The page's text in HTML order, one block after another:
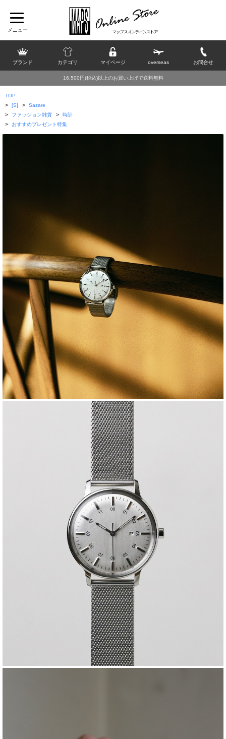
ブランド カテゴリ マイページ overseas お問合せ
16,500円(税込)以上のお買い上げで送料無料
TOP
> [S] > Sazare
> ファッション雑貨 > 時計
> おすすめプレゼント特集